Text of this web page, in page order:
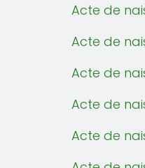
Acte de
Acte de
Acte de
Acte de
Acte de